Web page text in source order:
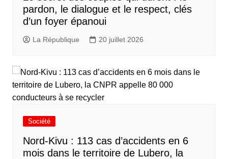
pardon, le dialogue et le respect, clés
d’un foyer épanoui
La République 20 juillet 2026
Société
Nord-Kivu : 113 cas d’accidents en 6
mois dans le territoire de Lubero, la